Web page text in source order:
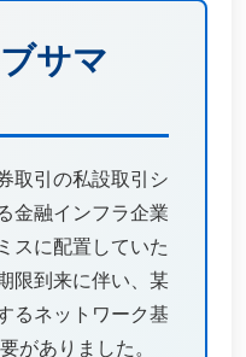
サマ
取引の私設取引シ
金融インフラ企業
スに配置していた
限到来に伴い、某
るネットワーク基
がありました。